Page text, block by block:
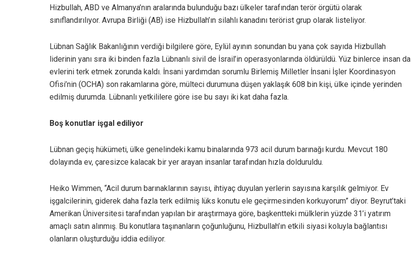
Hizbullah, ABD ve Almanya’nın aralarında bulunduğu bazı ülkeler tarafından terör örgütü olarak
sınıflandırılıyor. Avrupa Birliği (AB) ise Hizbullah’ın silahlı kanadını terörist grup olarak listeliyor.
Lübnan Sağlık Bakanlığının verdiği bilgilere göre, Eylül ayının sonundan bu yana çok sayıda Hizbullah
liderinin yanı sıra iki binden fazla Lübnanlı sivil de İsrail’in operasyonlarında öldürüldü. Yüz binlerce insan da
evlerini terk etmek zorunda kaldı. İnsani yardımdan sorumlu Birlemiş Milletler İnsani İşler Koordinasyon
Ofisi’nin (OCHA) son rakamlarına göre, mülteci durumuna düşen yaklaşık 608 bin kişi, ülke içinde yerinden
edilmiş durumda. Lübnanlı yetkililere göre ise bu sayı iki kat daha fazla.
Boş konutlar işgal ediliyor
Lübnan geçiş hükümeti, ülke genelindeki kamu binalarında 973 acil durum barınağı kurdu. Mevcut 180
dolayında ev, çaresizce kalacak bir yer arayan insanlar tarafından hızla dolduruldu.
Heiko Wimmen, “Acil durum barınaklarının sayısı, ihtiyaç duyulan yerlerin sayısına karşılık gelmiyor. Ev
işgalcilerinin, giderek daha fazla terk edilmiş lüks konutu ele geçirmesinden korkuyorum” diyor. Beyrut’taki
Amerikan Üniversitesi tarafından yapılan bir araştırmaya göre, başkentteki mülklerin yüzde 31’i yatırım
amaçlı satın alınmış. Bu konutlara taşınanların çoğunluğunu, Hizbullah’ın etkili siyasi koluyla bağlantısı
olanların oluşturduğu iddia ediliyor.